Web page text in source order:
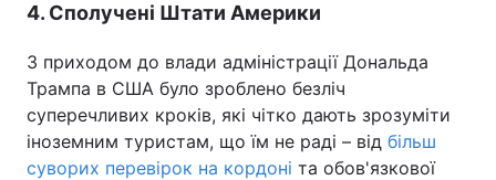
4. Сполучені Штати Америки
З приходом до влади адміністрації Дональда
Трампа в США було зроблено безліч
суперечливих кроків, які чітко дають зрозуміти
іноземним туристам, що їм не раді – від більш
суворих перевірок на кордоні та обов'язкової